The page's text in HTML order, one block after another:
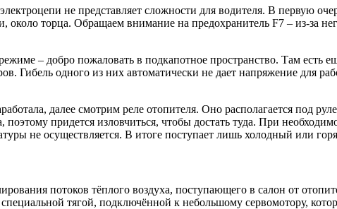
не представляет сложности для водителя. В первую
торца. Обращаем внимание на предохранитель F7 – из-за
– добро пожаловать в подкапотное пространство. Там есть
Гибель одного из них автоматически не дает напряжение для
далее смотрим реле отопителя. Оно располагается под
придется изловчиться, чтобы достать туда. При
не осуществляется. В итоге поступает лишь холодный или
потоков тёплого воздуха, поступающего в салон от
тягой, подключённой к небольшому сервомотору,